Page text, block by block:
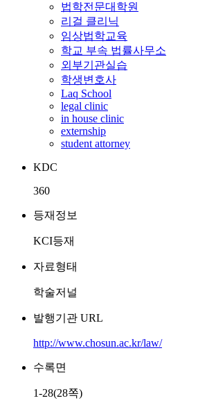
법학전문대학원
리걸 클리닉
임상법학교육
학교 부속 법률사무소
외부기관실습
학생변호사
Laq School
legal clinic
in house clinic
externship
student attorney
KDC
360
등재정보
KCI등재
자료형태
학술저널
발행기관 URL
http://www.chosun.ac.kr/law/
수록면
1-28(28쪽)